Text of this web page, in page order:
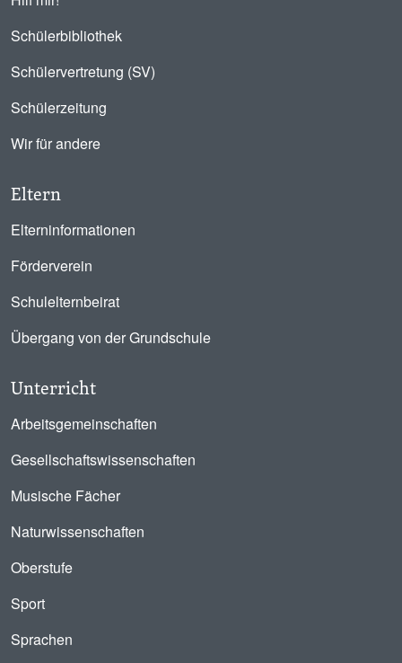
Schülerbibliothek
Schülervertretung (SV)
Schülerzeitung
Wir für andere
Eltern
Elterninformationen
Förderverein
Schulelternbeirat
Übergang von der Grundschule
Unterricht
Arbeitsgemeinschaften
Gesellschaftswissenschaften
Musische Fächer
Naturwissenschaften
Oberstufe
Sport
Sprachen